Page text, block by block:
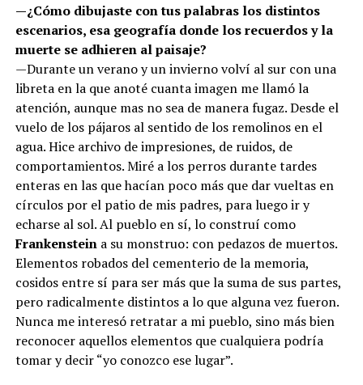
—¿Cómo dibujaste con tus palabras los distintos
escenarios, esa geografía donde los recuerdos y la
muerte se adhieren al paisaje?
—Durante un verano y un invierno volví al sur con una
libreta en la que anoté cuanta imagen me llamó la
atención, aunque mas no sea de manera fugaz. Desde el
vuelo de los pájaros al sentido de los remolinos en el
agua. Hice archivo de impresiones, de ruidos, de
comportamientos. Miré a los perros durante tardes
enteras en las que hacían poco más que dar vueltas en
círculos por el patio de mis padres, para luego ir y
echarse al sol. Al pueblo en sí, lo construí como
Frankensteina su monstruo: con pedazos de muertos.
Elementos robados del cementerio de la memoria,
cosidos entre sí para ser más que la suma de sus partes,
pero radicalmente distintos a lo que alguna vez fueron.
Nunca me interesó retratar a mi pueblo, sino más bien
reconocer aquellos elementos que cualquiera podría
tomar y decir “yo conozco ese lugar”.